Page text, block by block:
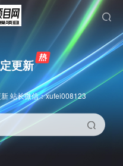
更新
站长微信：xufei008123